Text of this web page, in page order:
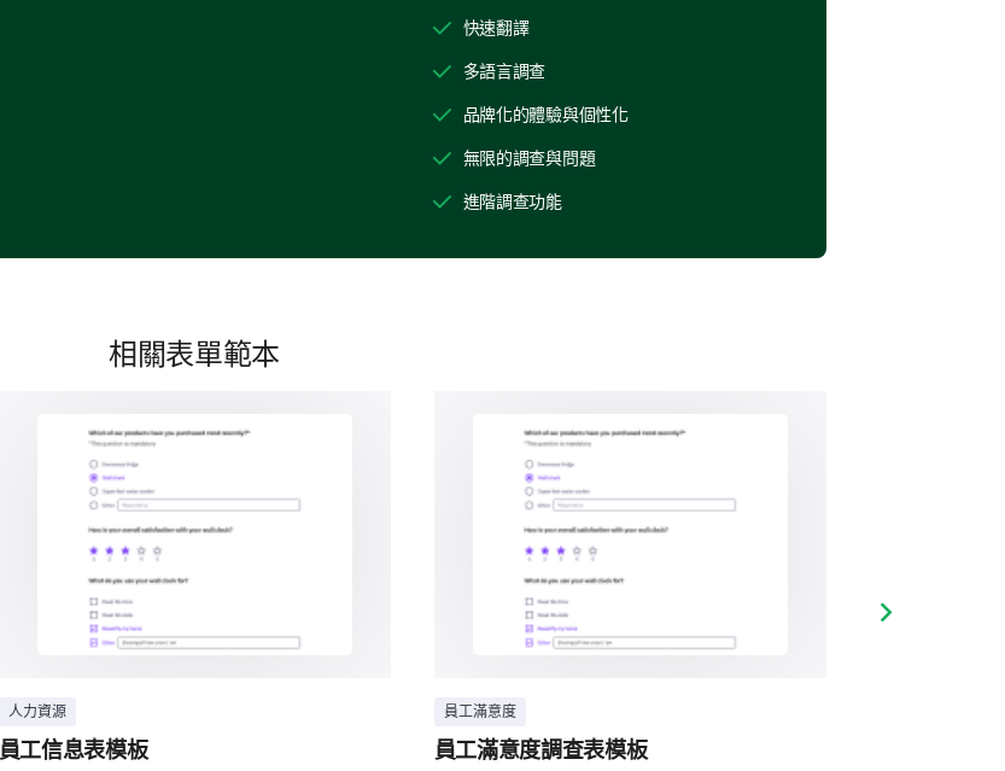
您是否遇到任何特定文件的困難或認為有些文件是不必要的？如果是，請指定
展望未來
讓我們知道您對整體體驗的看法及任何改進建議。
您如何評價整體的新員工文件流程體驗？
快速翻譯
多語言調查
品牌化的體驗與個性化
無限的調查與問題
進階調查功能
相關表單範本
人力資源
員工信息表模板
員工滿意度
員工滿意度調查表模板
Next slide